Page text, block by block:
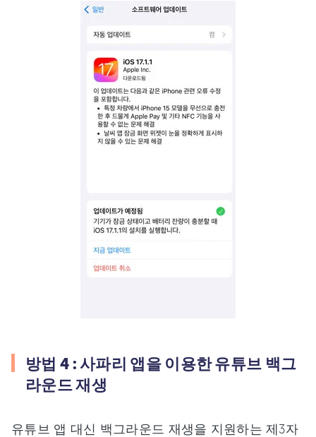
방법 4 : 사파리 앱을 이용한 유튜브 백그
라운드 재생
유튜브 앱 대신 백그라운드 재생을 지원하는 제3자